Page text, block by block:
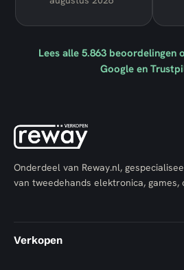
Lees alle 5.863 beoordelingen
Google en
Onderdeel van Reway.nl,
van tweedehands elektronica, games,
Verkopen